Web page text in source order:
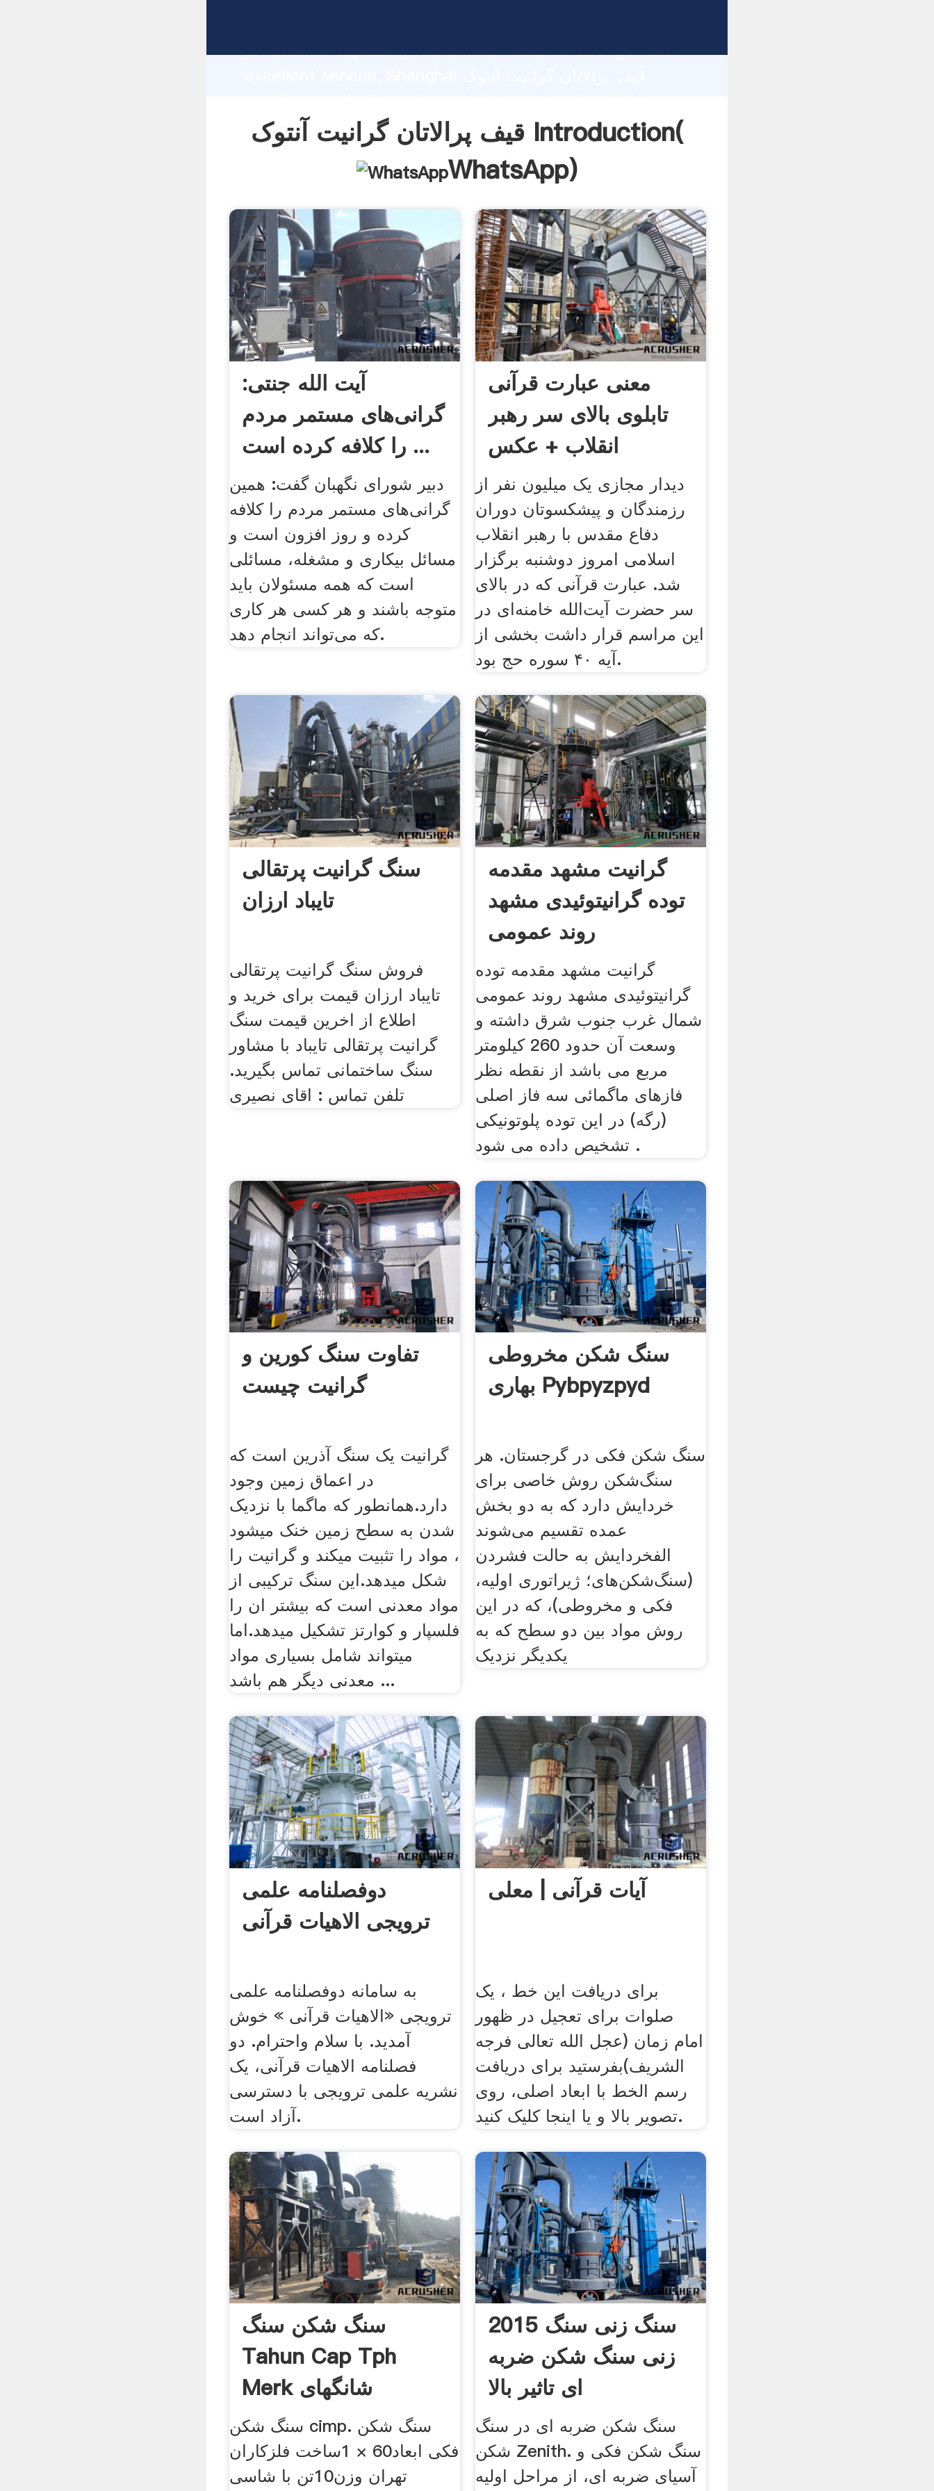
production capability, advanced research strength and
customers.
قیف پرالاتان گرانیت آنتوک Introduction(
WhatsApp)
آیت الله جنتی:
گرانی‌های مستمر مردم
را کلافه کرده است ...
دبیر شورای نگهبان گفت: همین
گرانی‌های مستمر مردم را کلافه
کرده و روز افزون است و
مسائل بیکاری و مشغله، مسائلی
است که همه مسئولان باید
متوجه باشند و هر کسی هر کاری
که می‌تواند انجام دهد.
معنی عبارت قرآنی
تابلوی بالای سر رهبر
انقلاب + عکس
دیدار مجازی یک میلیون نفر از
رزمندگان و پیشکسوتان دوران
دفاع مقدس با رهبر انقلاب
اسلامی امروز دوشنبه برگزار
شد. عبارت قرآنی که در بالای
سر حضرت آیت‌الله خامنه‌ای در
این مراسم قرار داشت بخشی از
آیه ۴۰ سوره حج بود.
سنگ گرانیت پرتقالی
تایباد ارزان
فروش سنگ گرانیت پرتقالی
تایباد ارزان قیمت برای خرید و
اطلاع از اخرین قیمت سنگ
گرانیت پرتقالی تایباد با مشاور
سنگ ساختمانی تماس بگیرید.
تلفن تماس : اقای نصیری
گرانیت مشهد مقدمه
توده گرانیتوئیدی مشهد
روند عمومی
گرانیت مشهد مقدمه توده
گرانیتوئیدی مشهد روند عمومی
شمال غرب جنوب شرق داشته و
وسعت آن حدود 260 كیلومتر
مربع می باشد از نقطه نظر
فازهای ماگمائی سه فاز اصلی
(رگه) در این توده پلوتونیکی
تشخیص داده می شود .
تفاوت سنگ کورین و
گرانیت چیست
گرانیت یک سنگ آذرین است که
در اعماق زمین وجود
دارد.همانطور که ماگما با نزدیک
شدن به سطح زمین خنک می­شود
، مواد را تثبیت می­کند و گرانیت را
شکل می­دهد.این سنگ ترکیبی از
مواد معدنی است که بیشتر ان را
فلسپار و کوارتز تشکیل می­دهد.اما
می­تواند شامل بسیاری مواد
معدنی دیگر هم باشد ...
سنگ شکن مخروطی
بهاری Pybpyzpyd
سنگ شکن فکی در گرجستان. هر
سنگ‌شکن روش خاصی برای
خردایش دارد که به دو بخش
عمده تقسیم می‌شوند
الفخردایش به حالت فشردن
(سنگ‌شکن‌های؛ ژیراتوری اولیه،
فکی و مخروطی)، که در این
روش مواد بین دو سطح که به
یکدیگر نزدیک
دوفصلنامه علمی
ترویجی الاهیات قرآنی
به سامانه دوفصلنامه علمی
ترویجی «الاهیات قرآنی » خوش
آمدید. با سلام واحترام. دو
فصلنامه الاهیات قرآنی، یک
نشریه علمی ترویجی با دسترسی
آزاد است.
آیات قرآنی | معلی
برای دریافت این خط ، یک
صلوات برای تعجیل در ظهور
امام زمان (عجل الله تعالی فرجه
الشریف)بفرستید برای دریافت
رسم الخط با ابعاد اصلی، روی
تصویر بالا و یا اینجا کلیک کنید.
سنگ شکن سنگ
Tahun Cap Tph
Merk شانگهای
سنگ شکن cimp. سنگ شکن
فکی ابعاد60 × 1ساخت فلزکاران
تهران وزن10تن با شاسی
2015 سنگ زنی سنگ
زنی سنگ شکن ضربه
ای تاثیر بالا
سنگ شکن ضربه ای در سنگ
شکن Zenith. سنگ شکن فکی و
آسیای ضربه ای، از مراحل اولیه